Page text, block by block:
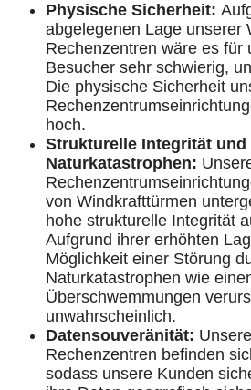
Physische Sicherheit:
abgelegenen Lage unserer
Rechenzentren wäre es für
Besucher sehr schwierig,
Die physische Sicherheit
hoch.
Strukturelle Integrität und
Naturkatastrophen:
von Windkrafttürmen
hohe strukturelle Integrität
Aufgrund ihrer erhöhten
Möglichkeit einer Störung
Naturkatastrophen wie
Überschwemmungen
unwahrscheinlich.
Datensouveränität:
Rechenzentren befinden
sodass unsere Kunden